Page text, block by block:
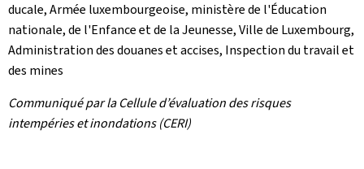
ducale, Armée luxembourgeoise, ministère de l'Éducation
nationale, de l'Enfance et de la Jeunesse, Ville de Luxembourg,
Administration des douanes et accises, Inspection du travail et
des mines
Communiqué par la Cellule d’évaluation des risques
intempéries et inondations (CERI)